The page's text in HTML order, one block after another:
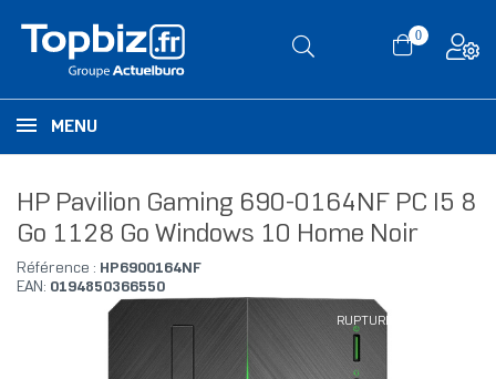
0
MENU
HP Pavilion Gaming 690-0164NF PC I5 8
Go 1128 Go Windows 10 Home Noir
Référence : HP6900164NF
EAN: 0194850366550
RUPTURE DE STOCK